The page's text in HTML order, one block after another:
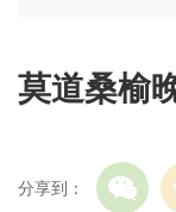
莫道桑榆
分享到：